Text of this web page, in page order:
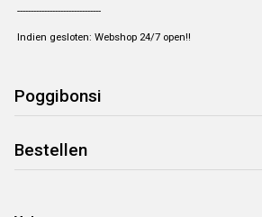
-------------------------------
Indien gesloten: Webshop 24/7 open!!
Poggibonsi
Bestellen